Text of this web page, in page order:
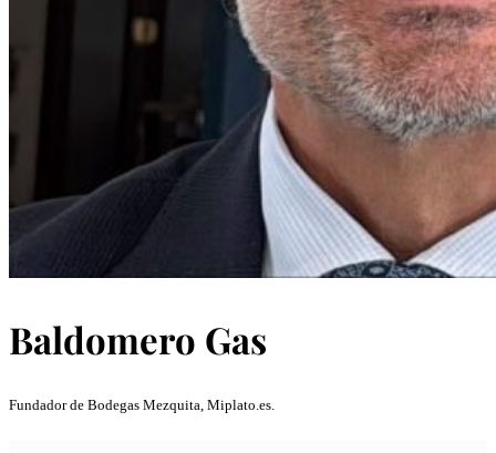
Baldomero Gas
Fundador de Bodegas Mezquita, Miplato.es.